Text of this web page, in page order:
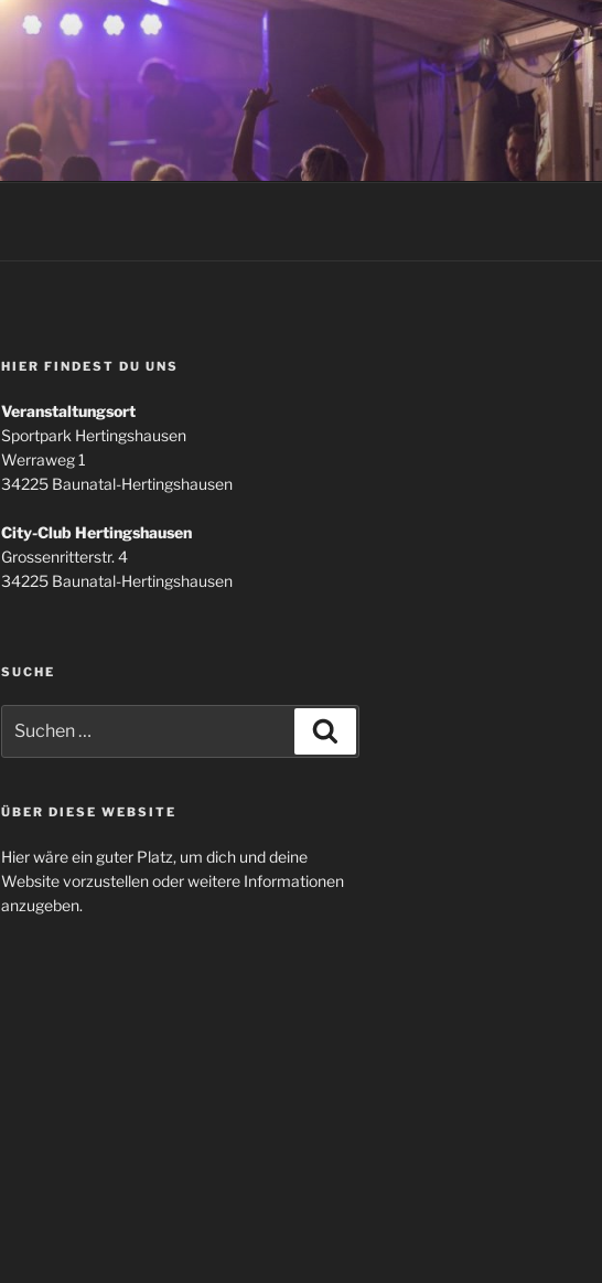
HIER FINDEST DU UNS
Veranstaltungsort
Sportpark Hertingshausen
Werraweg 1
34225 Baunatal-Hertingshausen
City-Club Hertingshausen
Grossenritterstr. 4
34225 Baunatal-Hertingshausen
SUCHE
nach:
ÜBER DIESE WEBSITE
Hier wäre ein guter Platz, um dich und deine
Website vorzustellen oder weitere Informationen
anzugeben.